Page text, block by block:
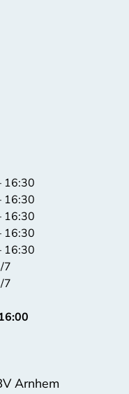
16:30
16:30
16:30
16:30
16:30
7
7
Arnhem